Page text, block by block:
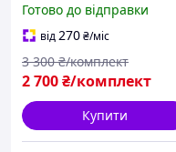
насадками кухонні 450 Вт
Багатофункціональний
блендер 0,5 л
Готово до відправки
від270₴/міс
2 700₴/комплект
3 300 ₴/комплект
Купити